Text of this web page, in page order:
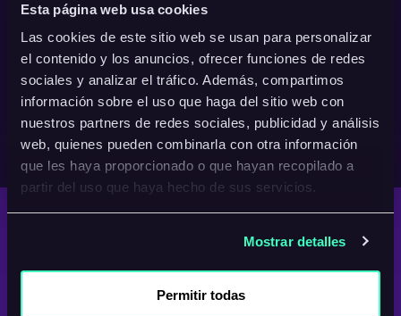
Esta página web usa cookies
Las cookies de este sitio web se usan para personalizar
el contenido y los anuncios, ofrecer funciones de redes
sociales y analizar el tráfico. Además, compartimos
información sobre el uso que haga del sitio web con
nuestros partners de redes sociales, publicidad y análisis
web, quienes pueden combinarla con otra información
que les haya proporcionado o que hayan recopilado a
partir del uso que haya hecho de sus servicios.
Mostrar detalles
Permitir todas
Reservar mi plaza→
Cierre de plazas: 29 de agosto o antes si se completa el grupo
Empresas
EMAIL
info@academiartificial.com
YOUTUBE LINKEDININSTAGRAMTIK TOK
Contacto
AcademIArtificiales una academia online
que ofrece formación personalizada en
academia busca brindar una experiencia
máximo provecho en un corto periodo de